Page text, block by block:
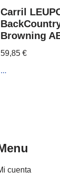
Carril
Browning
59,85€
...
cuenta